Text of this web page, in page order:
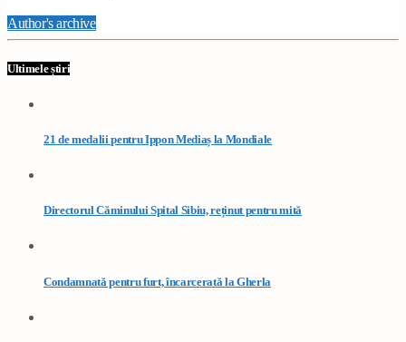
Author's archive
Ultimele știri
21 de medalii pentru Ippon Mediaș la Mondiale
Directorul Căminului Spital Sibiu, reținut pentru mită
Condamnată pentru furt, încarcerată la Gherla